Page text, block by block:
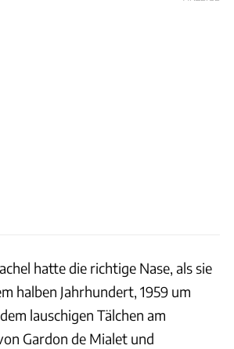
hatte die richtige Nase, als sie
halben Jahrhundert, 1959 um
lauschigen Tälchen am
Gardon de Mialet und